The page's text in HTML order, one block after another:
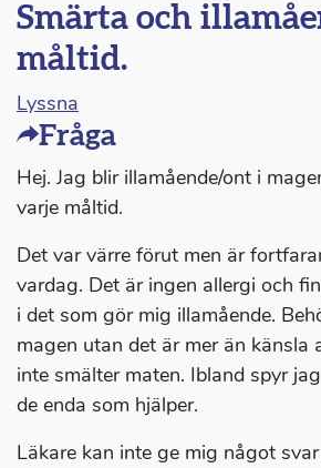
Smärta och
måltid.
Lyssna
Fråga
Hej. Jag blir illamående/ont i
varje måltid.
Det var värre förut men är
vardag. Det är ingen allergi och
i det som gör mig illamående.
magen utan det är mer än känsla
inte smälter maten. Ibland spyr
de enda som hjälper.
Läkare kan inte ge mig något